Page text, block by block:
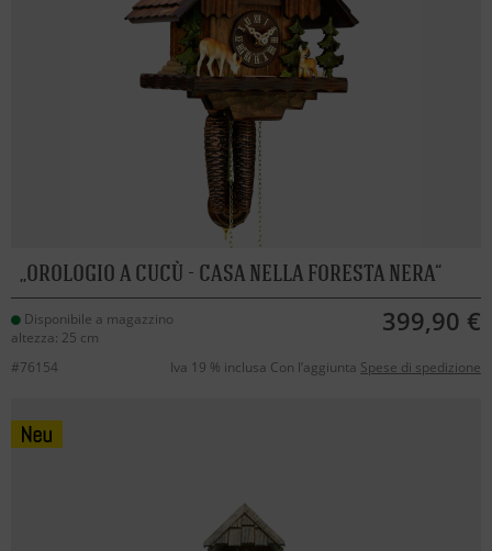
OROLOGIO A CUCÙ - CASA NELLA FORESTA NERA
Disponibile a magazzino
altezza: 25 cm
399,90 €
#76154 Iva 19 % inclusa Con l’aggiunta Spese di spedizione